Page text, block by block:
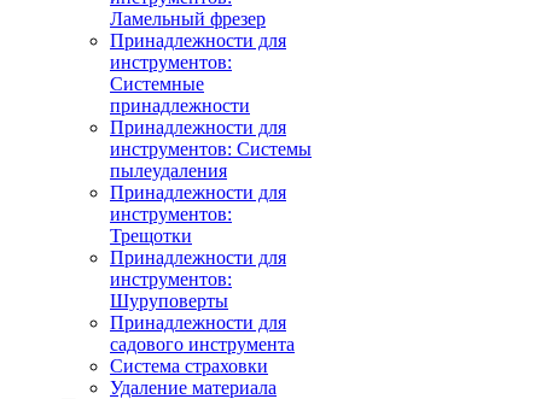
Ламельный фрезер
Принадлежности для
инструментов:
Системные
принадлежности
Принадлежности для
инструментов: Системы
пылеудаления
Принадлежности для
инструментов:
Трещотки
Принадлежности для
инструментов:
Шуруповерты
Принадлежности для
садового инструмента
Система страховки
Удаление материала